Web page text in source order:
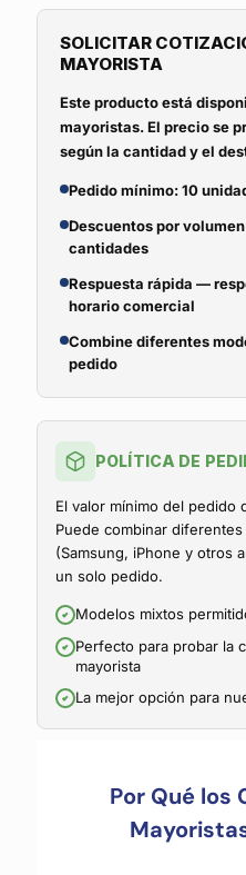
SOLICITAR
MAYORISTA
Este producto está
mayoristas. El precio se
según la cantidad y el
Pedido mínimo: 10
Descuentos por
cantidades
Respuesta rápida —
horario comercial
Combine diferentes
pedido
POLÍTICA DE
El valor mínimo del pedido
Puede combinar
(Samsung, iPhone y otros
un solo pedido.
Modelos mixtos
Perfecto para probar la
mayorista
La mejor opción para
Por Qué los